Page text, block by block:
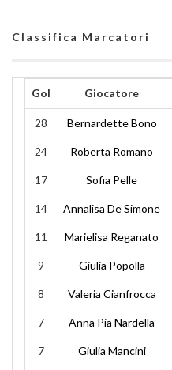
Classifica Marcatori
Gol Giocatore
28 Bernardette Bono
24 Roberta Romano
17 Sofia Pelle
14 Annalisa De Simone
11 Marielisa Reganato
9 Giulia Popolla
8 Valeria Cianfrocca
7 Anna Pia Nardella
7 Giulia Mancini